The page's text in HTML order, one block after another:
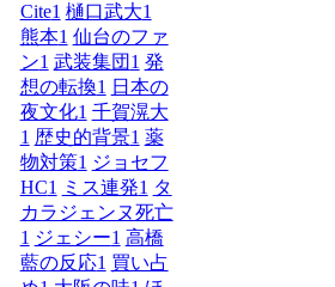
Cite1 樋口武大1
熊本1 仙台のファ
ン1 武装集団 1 発
想の転換1 日本の
夜文化1 千賀滉大
1 歴史的背景1 薬
物対策1 ジョセフ
HC1 ミス連発1 タ
カラジェンヌ死亡
1 ジェシー1 高橋
藍の反応1 買い占